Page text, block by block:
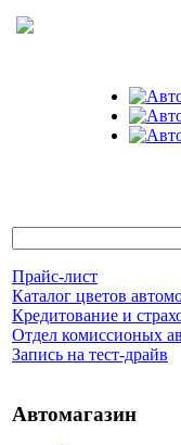
Прайс-лист
Каталог цветов
Кредитование и
Отдел комиссионых
Запись на тест-драйв
Автомагазин